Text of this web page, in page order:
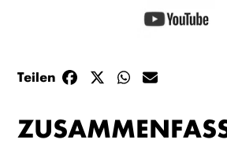
Teilen